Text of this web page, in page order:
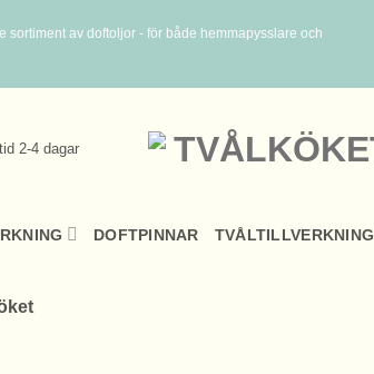
av doftoljor - för både hemmapysslare och
2-4 dagar
DOFTPINNAR TVÅLTILLVERKNING